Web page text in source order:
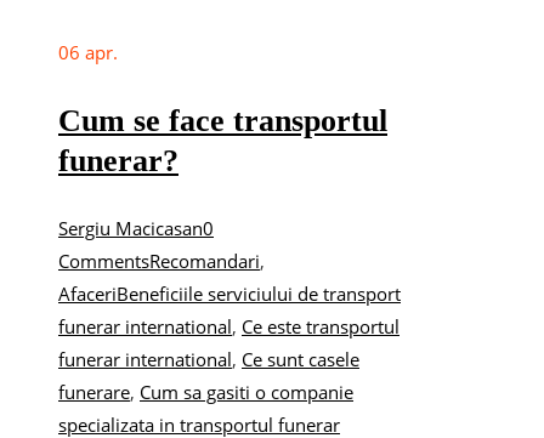
06 apr.
Cum se face transportul
funerar?
Sergiu Macicasan0
CommentsRecomandari,
AfaceriBeneficiile serviciului de transport
funerar international, Ce este transportul
funerar international, Ce sunt casele
funerare, Cum sa gasiti o companie
specializata in transportul funerar